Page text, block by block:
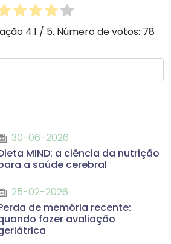
4.1 / 5. Número de votos: 78
30-06-2026
MIND: a ciência da nutrição
a saúde cerebral
25-02-2026
de memória recente:
fazer avaliação